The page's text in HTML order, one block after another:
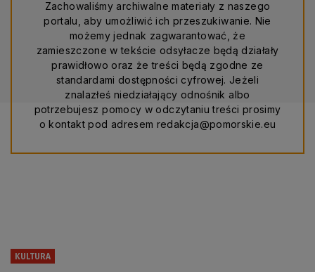
Zachowaliśmy archiwalne materiały z naszego
portalu, aby umożliwić ich przeszukiwanie. Nie
możemy jednak zagwarantować, że
zamieszczone w tekście odsyłacze będą działały
prawidłowo oraz że treści będą zgodne ze
standardami dostępności cyfrowej. Jeżeli
znalazłeś niedziałający odnośnik albo
potrzebujesz pomocy w odczytaniu treści prosimy
o kontakt pod adresem redakcja@pomorskie.eu
KULTURA